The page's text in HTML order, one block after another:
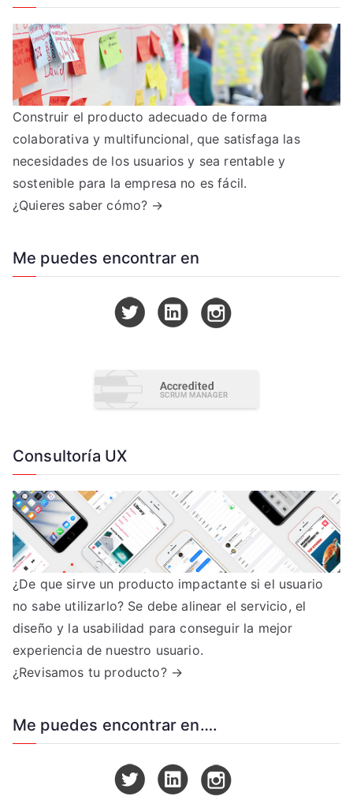
Construir el producto adecuado de forma
colaborativa y multifuncional, que satisfaga las
necesidades de los usuarios y sea rentable y
sostenible para la empresa no es fácil.
¿Quieres saber cómo? →
Me puedes encontrar en
Consultoría UX
¿De que sirve un producto impactante si el usuario
no sabe utilizarlo? Se debe alinear el servicio, el
diseño y la usabilidad para conseguir la mejor
experiencia de nuestro usuario.
¿Revisamos tu producto? →
Me puedes encontrar en….